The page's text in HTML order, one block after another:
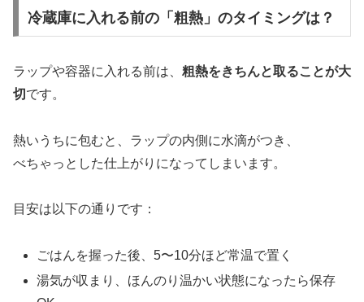
冷蔵庫に入れる前の「粗熱」のタイミングは？
ラップや容器に入れる前は、 粗熱をきちんと取ることが大
切 です。
熱いうちに包むと、ラップの内側に水滴がつき、
べちゃっとした仕上がりになってしまいます。
目安は以下の通りです：
ごはんを握った後、5〜10分ほど常温で置く
湯気が収まり、ほんのり温かい状態になったら保存